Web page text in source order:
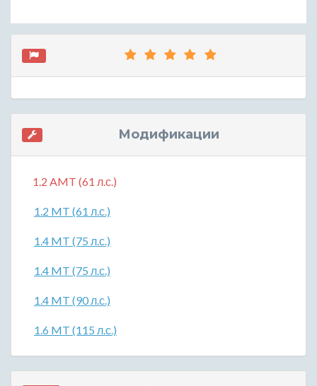
Модификации
1.2 AMT (61 л.с.)
1.2 MT (61 л.с.)
1.4 MT (75 л.с.)
1.4 MT (75 л.с.)
1.4 MT (90 л.с.)
1.6 MT (115 л.с.)